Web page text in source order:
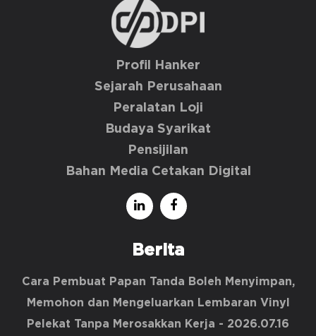
Profil Hanker
Sejarah Perusahaan
Peralatan Loji
Budaya Syarikat
Pensijilan
Bahan Media Cetakan Digital
Berita
Cara Pembuat Papan Tanda Boleh Menyimpan,
Memohon dan Mengeluarkan Lembaran Vinyl
Pelekat Tanpa Merosakkan Kerja - 2026.07.16